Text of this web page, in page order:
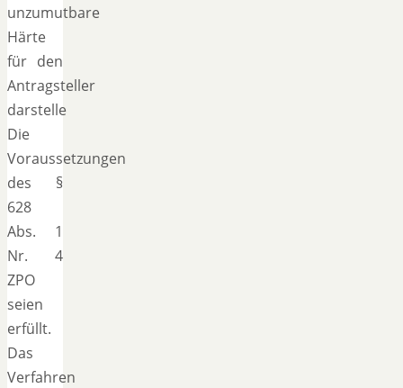
unzumutbare
Härte
für den
Antragsteller
darstelle
Die
Voraussetzungen
des §
628
Abs. 1
Nr. 4
ZPO
seien
erfüllt.
Das
Verfahren